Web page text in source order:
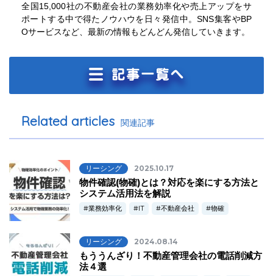
全国15,000社の不動産会社の業務効率化や売上アップをサ
ポートする中で得たノウハウを日々発信中。SNS集客やBP
Oサービスなど、最新の情報もどんどん発信していきます。
Related articles 関連記事
リーシング 2025.10.17
物件確認(物確)とは？対応を楽にする方法と
システム活用法を解説
業務効率化 IT 不動産会社 物確
リーシング 2024.08.14
もううんざり！不動産管理会社の電話削減方
法４選